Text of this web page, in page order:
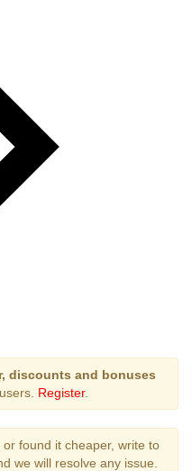
discounts and bonuses
Register.
found it cheaper, write to
we will resolve any issue.